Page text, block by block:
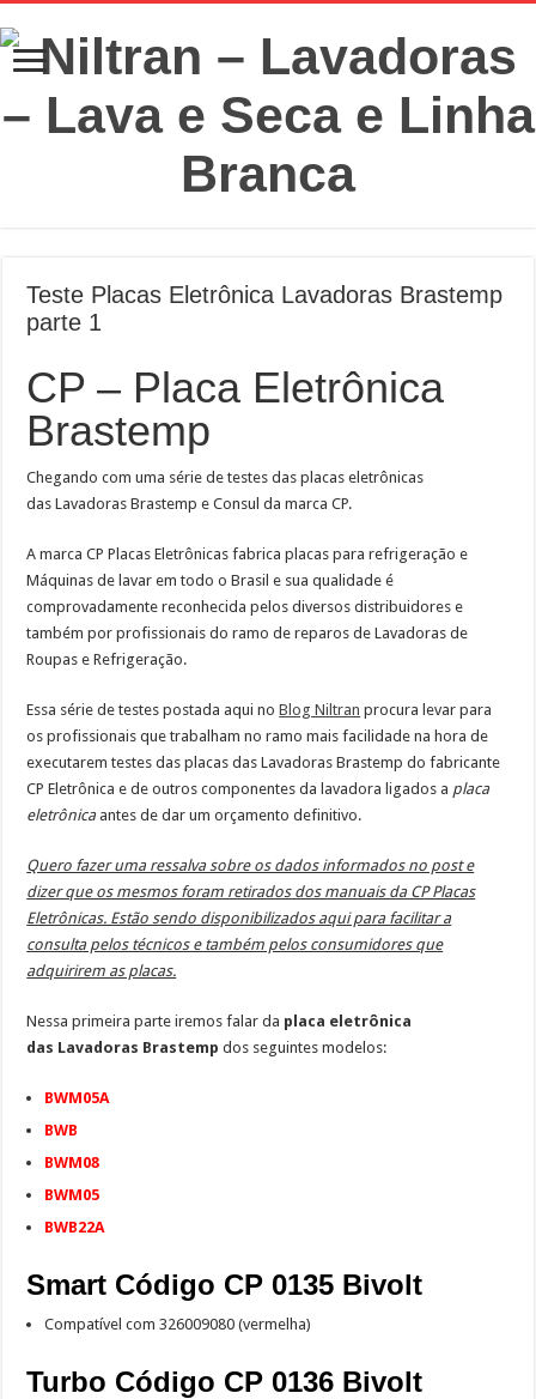
Teste Placas Eletrônica Lavadoras Brastemp
parte 1
CP – Placa Eletrônica
Brastemp
Chegando com uma série de testes das placas eletrônicas
das Lavadoras Brastemp e Consul da marca CP.
A marca CP Placas Eletrônicas fabrica placas para refrigeração e
Máquinas de lavar em todo o Brasil e sua qualidade é
comprovadamente reconhecida pelos diversos distribuidores e
também por profissionais do ramo de reparos de Lavadoras de
Roupas e Refrigeração.
Essa série de testes postada aqui noBlog Niltran procura levar para
os profissionais que trabalham no ramo mais facilidade na hora de
executarem testes das placas das Lavadoras Brastemp do fabricante
CP Eletrônica e de outros componentes da lavadora ligados a placa
eletrônicaantes de dar um orçamento definitivo.
Quero fazer uma ressalva sobre os dados informados no post e
dizer que os mesmos foram retirados dos manuais da CP Placas
Eletrônicas. Estão sendo disponibilizados aqui para facilitar a
consulta pelos técnicos e também pelos consumidores que
adquirirem as placas.
Nessa primeira parte iremos falar da placa eletrônica
das Lavadoras Brastempdos seguintes modelos:
BWM05A
BWB
BWM08
BWM05
BWB22A
Smart Código CP 0135 Bivolt
Compatível com 326009080 (vermelha)
Turbo Código CP 0136 Bivolt